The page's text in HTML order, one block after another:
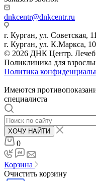
dnkcentr@dnkcentr.ru
г. Курган, ул. Советская,
г. Курган, ул. К.Маркса,
© 2026 ДНК Центр.
Поликлиника для
Политика
Имеются
специалиста
ХОЧУ НАЙТИ
0
Корзина
Очистить корзину